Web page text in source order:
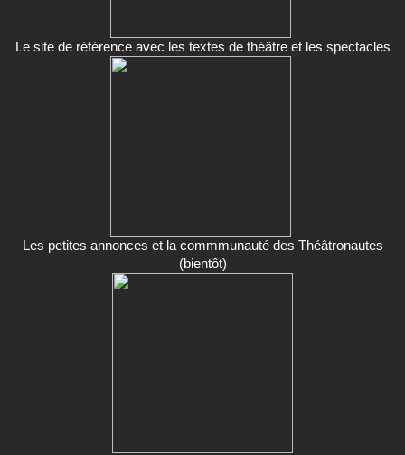
Le site de référence avec les textes de théâtre et les spectacles
Les petites annonces et la commmunauté des Théâtronautes
(bientôt)